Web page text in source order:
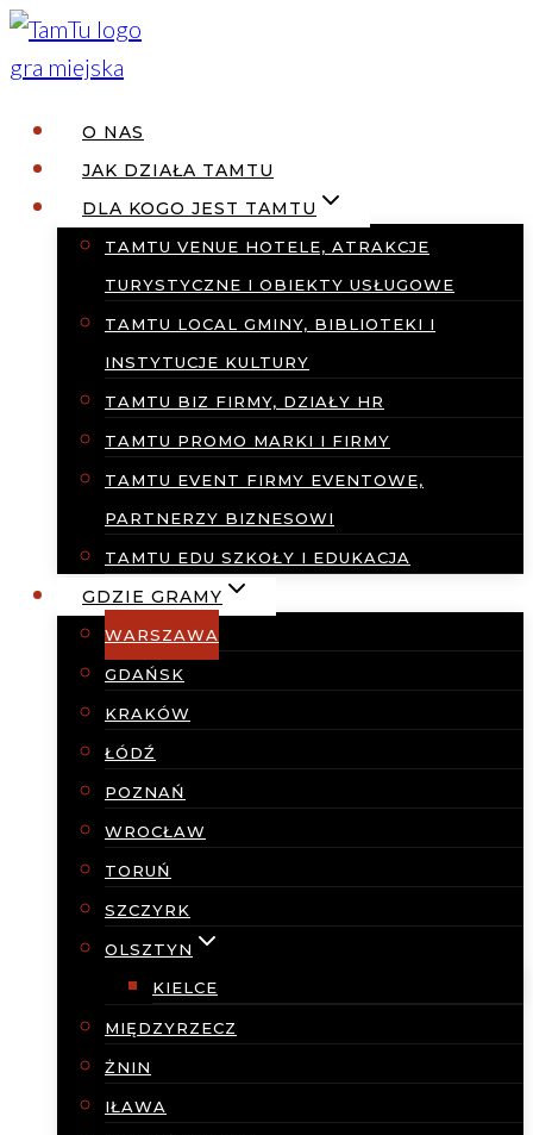
Przejdź
do
O NAS
JAK DZIAŁA TAMTU
DLA KOGO JEST TAMTU
TAMTU VENUE HOTELE, ATRAKCJE
TURYSTYCZNE I OBIEKTY USŁUGOWE
TAMTU LOCAL GMINY, BIBLIOTEKI I
INSTYTUCJE KULTURY
TAMTU BIZ FIRMY, DZIAŁY HR
TAMTU PROMO MARKI I FIRMY
TAMTU EVENT FIRMY EVENTOWE,
PARTNERZY BIZNESOWI
TAMTU EDU SZKOŁY I EDUKACJA
GDZIE GRAMY
WARSZAWA
GDAŃSK
KRAKÓW
ŁÓDŹ
POZNAŃ
WROCŁAW
TORUŃ
SZCZYRK
OLSZTYN
KIELCE
MIĘDZYRZECZ
ŻNIN
IŁAWA